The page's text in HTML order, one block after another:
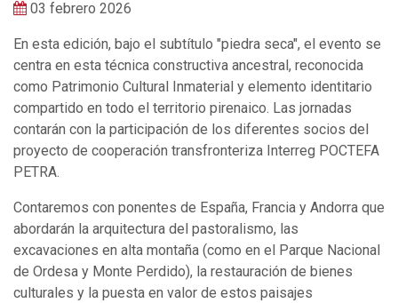
03 febrero 2026
En esta edición, bajo el subtítulo "piedra seca", el evento se
centra en esta técnica constructiva ancestral, reconocida
como Patrimonio Cultural Inmaterial y elemento identitario
compartido en todo el territorio pirenaico. Las jornadas
contarán con la participación de los diferentes socios del
proyecto de cooperación transfronteriza Interreg POCTEFA
PETRA.
Contaremos con ponentes de España, Francia y Andorra que
abordarán la arquitectura del pastoralismo, las
excavaciones en alta montaña (como en el Parque Nacional
de Ordesa y Monte Perdido), la restauración de bienes
culturales y la puesta en valor de estos paisajes